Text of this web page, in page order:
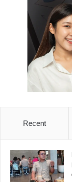
Bidang
DIGITAL;
Bidang
Cahya
Bidang
MANUSIA;
Bidang
Pandeglang
Sanggrah
Recent